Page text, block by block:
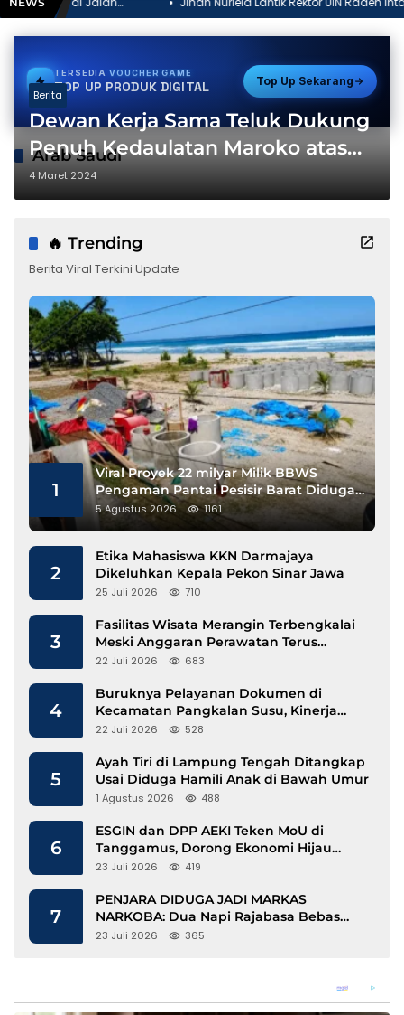
Kamabigus Pramuka
TERSEDIASTREAMING
TOP UP PRODUK DIGITAL Top Up Sekarang
Arab Saudi
Berita
Dewan Kerja Sama Teluk Dukung
Penuh Kedaulatan Maroko atas
Sahara
4 Maret 2024
🔥 Trending
Berita Viral Terkini Update
1
Viral Proyek 22 milyar Milik BBWS
Pengaman Pantai Pesisir Barat Diduga
Gunakan Besi Banci
5 Agustus 2026 1161
2
Etika Mahasiswa KKN Darmajaya
Dikeluhkan Kepala Pekon Sinar Jawa
25 Juli 2026 710
3
Fasilitas Wisata Merangin Terbengkalai
Meski Anggaran Perawatan Terus
Mengalir
22 Juli 2026 683
4
Buruknya Pelayanan Dokumen di
Kecamatan Pangkalan Susu, Kinerja
Disdukcapil Langkat Disorot
22 Juli 2026 528
5
Ayah Tiri di Lampung Tengah Ditangkap
Usai Diduga Hamili Anak di Bawah Umur
1 Agustus 2026 488
6
ESGIN dan DPP AEKI Teken MoU di
Tanggamus, Dorong Ekonomi Hijau
Berbasis Kopi dan Perdagangan Karbon
23 Juli 2026 419
7
PENJARA DIDUGA JADI MARKAS
NARKOBA: Dua Napi Rajabasa Bebas
Gunakan HP, Muncul Dugaan
23 Juli 2026 365